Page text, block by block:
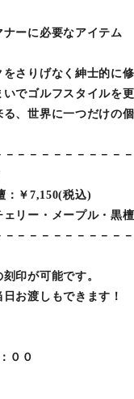
ーに必要なアイテム
さりげなく紳士的に修
でゴルフスタイルを
、世界に一つだけの
－－－－－－－－－－
：￥7,150(税込)
ェリー・メープル・黒檀
－－－－－－－－－－
印が可能です。
お渡しもできます！
００